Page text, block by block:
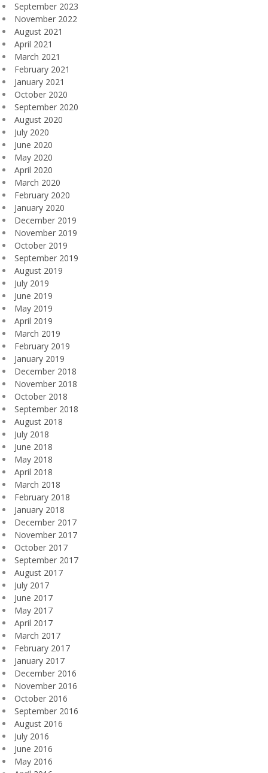
September 2023
November 2022
August 2021
April 2021
March 2021
February 2021
January 2021
October 2020
September 2020
August 2020
July 2020
June 2020
May 2020
April 2020
March 2020
February 2020
January 2020
December 2019
November 2019
October 2019
September 2019
August 2019
July 2019
June 2019
May 2019
April 2019
March 2019
February 2019
January 2019
December 2018
November 2018
October 2018
September 2018
August 2018
July 2018
June 2018
May 2018
April 2018
March 2018
February 2018
January 2018
December 2017
November 2017
October 2017
September 2017
August 2017
July 2017
June 2017
May 2017
April 2017
March 2017
February 2017
January 2017
December 2016
November 2016
October 2016
September 2016
August 2016
July 2016
June 2016
May 2016